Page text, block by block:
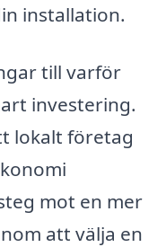
installation.
till varför
investering.
lokalt företag
mot en mer
att välja en